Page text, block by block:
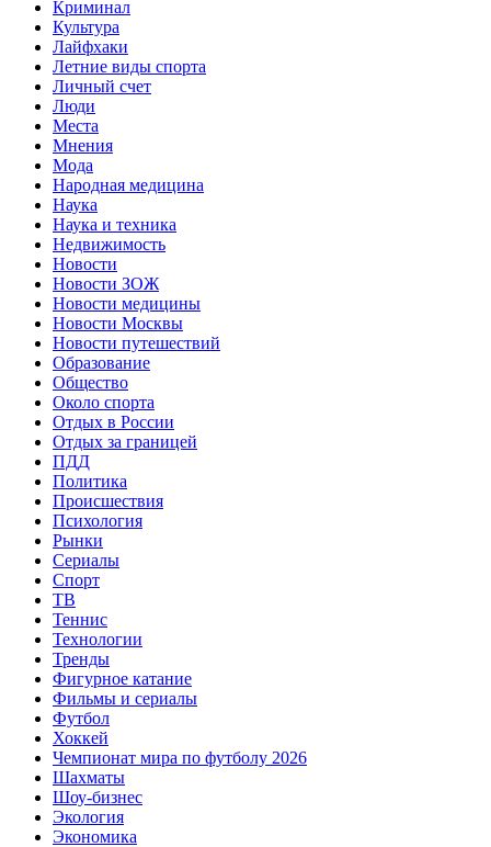
Криминал
Культура
Лайфхаки
Летние виды спорта
Личный счет
Люди
Места
Мнения
Мода
Народная медицина
Наука
Наука и техника
Недвижимость
Новости
Новости ЗОЖ
Новости медицины
Новости Москвы
Новости путешествий
Образование
Общество
Около спорта
Отдых в России
Отдых за границей
ПДД
Политика
Происшествия
Психология
Рынки
Сериалы
Спорт
ТВ
Теннис
Технологии
Тренды
Фигурное катание
Фильмы и сериалы
Футбол
Хоккей
Чемпионат мира по футболу 2026
Шахматы
Шоу-бизнес
Экология
Экономика